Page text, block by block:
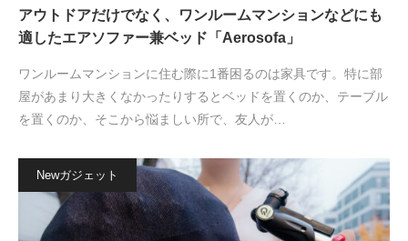
アウトドアだけでなく、ワンルームマンションなどにも
適したエアソファー兼ベッド「Aerosofa」
ワンルームマンションに住む際に1番困るのは家具です。特に部
屋があまり大きくなかったりするとベッドを置くのか、テーブル
を置くのか、そこから悩ましい所で、友人が…
Newガジェット